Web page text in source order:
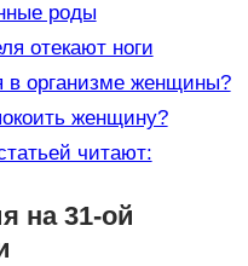
роды
отекают ноги
в организме женщины?
женщину?
читают:
на 31-ой